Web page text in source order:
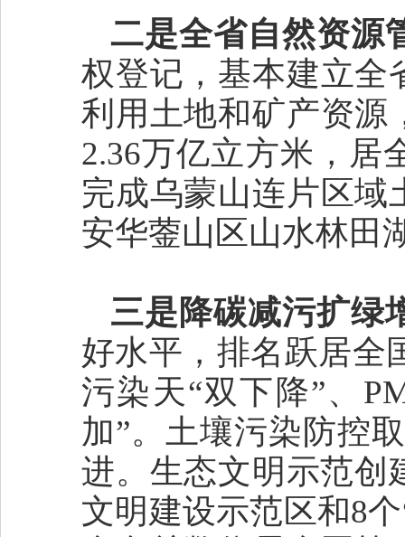
二是全省自然资源
权登记，基本建立全
利用土地和矿产资源
2.36万亿立方米，居
完成乌蒙山连片区域
安华蓥山区山水林田
三是降碳减污扩绿
好水平，排名跃居全
污染天“双下降”、
加”。土壤污染防控
进。生态文明示范创
文明建设示范区和8